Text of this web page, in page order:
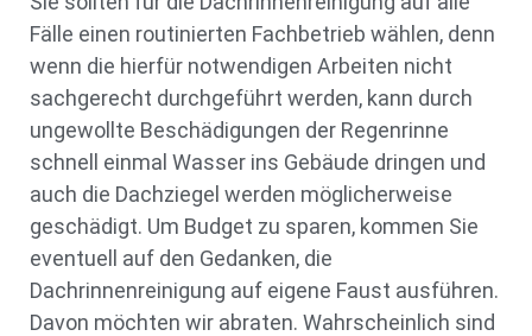
Fälle einen routinierten Fachbetrieb wählen, denn
wenn die hierfür notwendigen Arbeiten nicht
sachgerecht durchgeführt werden, kann durch
ungewollte Beschädigungen der Regenrinne
schnell einmal Wasser ins Gebäude dringen und
auch die Dachziegel werden möglicherweise
geschädigt. Um Budget zu sparen, kommen Sie
eventuell auf den Gedanken, die
Dachrinnenreinigung auf eigene Faust ausführen.
Davon möchten wir abraten. Wahrscheinlich sind